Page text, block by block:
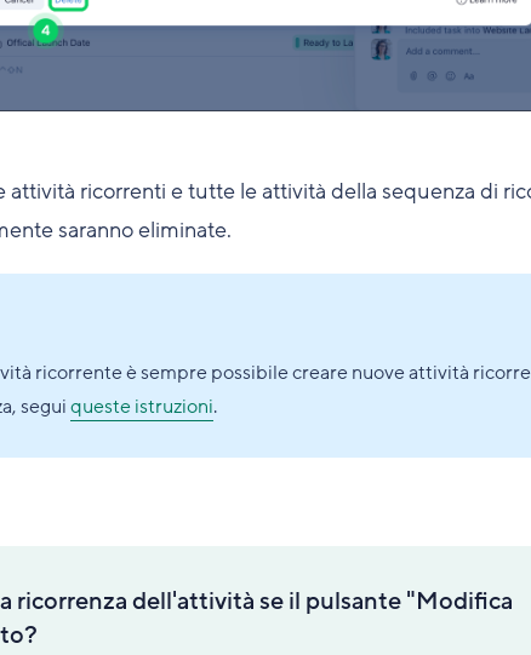
ricorrenti e tutte le attività della sequenza di
saranno eliminate.
ricorrente è sempre possibile creare nuove attività
seguiqueste istruzioni.
ricorrenza dell'attività se il pulsante "Modifica